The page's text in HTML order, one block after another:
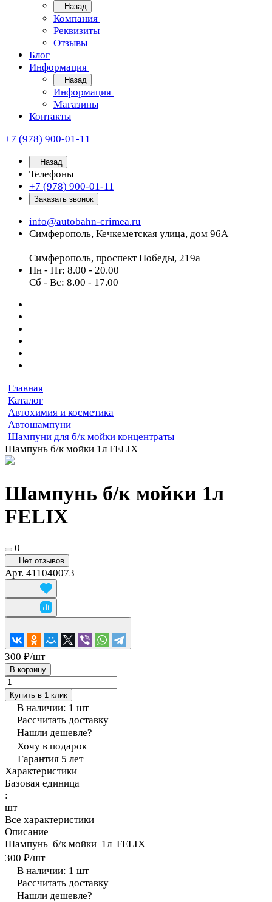
Назад
Компания
Реквизиты
Отзывы
Блог
Информация
Назад
Информация
Магазины
Контакты
+7 (978) 900-01-11
Назад
Телефоны
+7 (978) 900-01-11
Заказать звонок
info@autobahn-crimea.ru
Симферополь, Кечкеметская улица, дом 96А
Симферополь, проспект Победы, 219а
Пн - Пт: 8.00 - 20.00
Сб - Вс: 8.00 - 17.00
Главная
Каталог
Автохимия и косметика
Автошампуни
Шампуни для б/к мойки концентраты
Шампунь б/к мойки 1л FELIX
Шампунь б/к мойки 1л
FELIX
0
Нет отзывов
Арт. 411040073
300 ₽/шт
В корзину
Купить в 1 клик
В наличии: 1 шт
Рассчитать доставку
Нашли дешевле?
Хочу в подарок
Гарантия 5 лет
Характеристики
Базовая единица
:
шт
Все характеристики
Описание
Шампунь б/к мойки 1л FELIX
300 ₽/шт
В наличии: 1 шт
Рассчитать доставку
Нашли дешевле?